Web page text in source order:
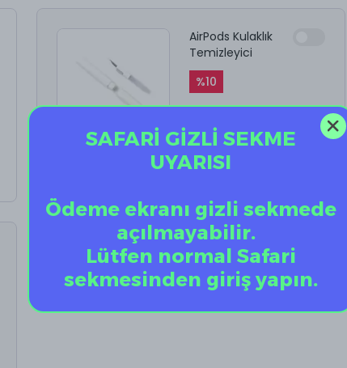
AirPods Kulaklık
Temizleyici
%10
₺ 199.90 ₺ 179.91
SAFARİ GİZLİ SEKME
UYARISI
Ödeme ekranı gizli sekmede
açılmayabilir.
Lütfen normal Safari
sekmesinden giriş yapın.